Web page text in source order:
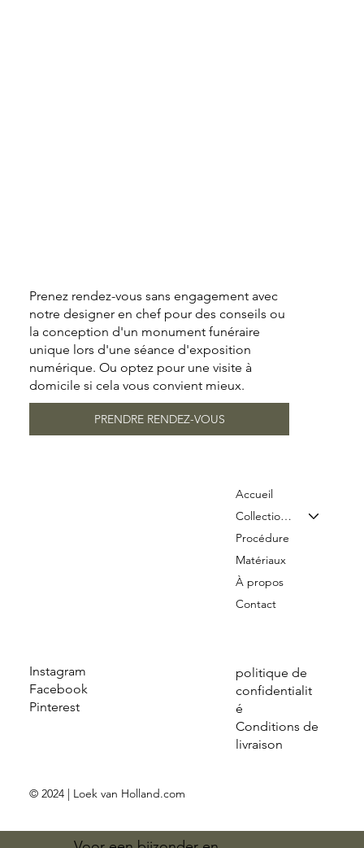
Instagram
Facebook
Pinterest
politique de
confidentialit
é
Conditions de
livraison
Accueil
Collection & Tarifs
Procédure
Matériaux
À propos
Contact
© 2024 | Loek van Holland.com
Prenez rendez-vous sans engagement avec
notre designer en chef pour des conseils ou
la conception d'un monument funéraire
unique lors d'une séance d'exposition
numérique. Ou optez pour une visite à
domicile si cela vous convient mieux.
PRENDRE RENDEZ-VOUS